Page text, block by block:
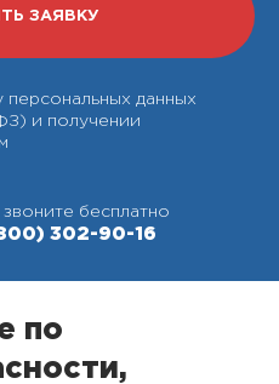
персональных данных
и получении
звоните бесплатно
302-90-16
по